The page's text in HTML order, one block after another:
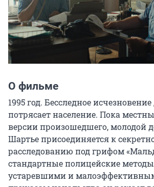
О фильме
1995 год. Бесследное
потрясает население. Пока
версии произошедшего, молодой
Шартье присоединяется к
расследованию под грифом
стандартные полицейские
устаревшими и